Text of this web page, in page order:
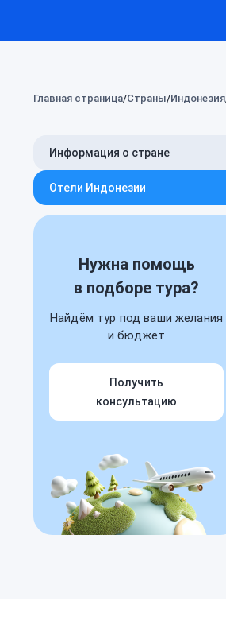
Главная страница Страны Индонезия
Информация о стране
Отели Индонезии
Нужна помощь
в подборе тура?
Найдём тур под ваши желания
и бюджет
Получить
консультацию